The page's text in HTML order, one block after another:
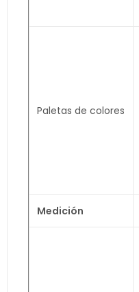
Paletas de colores
Medición